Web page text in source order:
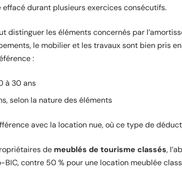
durant plusieurs exercices consécutifs.
distinguer les éléments concernés par
le mobilier et les travaux sont bien pris
:
à 30 ans
selon la nature des éléments
avec la location nue, où ce type de
de meublés de tourisme classés,
BIC, contre 50 % pour une location meublée